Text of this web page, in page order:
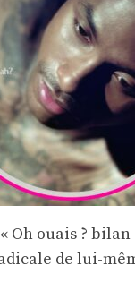
Oh ouais ? bilan
de lui-